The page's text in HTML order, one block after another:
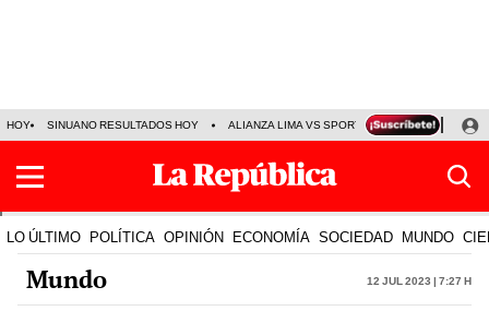
HOY SINUANO RESULTADOS HOY ALIANZA LIMA VS SPORT BOYS JORGE
LO ÚLTIMO POLÍTICA OPINIÓN ECONOMÍA SOCIEDAD MUNDO
Mundo 12 Jul 2023 | 7:27 h